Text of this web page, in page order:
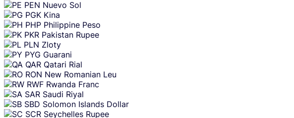
PEN Nuevo Sol
PGK Kina
PHP Philippine Peso
PKR Pakistan Rupee
PLN Zloty
PYG Guarani
QAR Qatari Rial
RON New Romanian Leu
RWF Rwanda Franc
SAR Saudi Riyal
SBD Solomon Islands Dollar
SCR Seychelles Rupee